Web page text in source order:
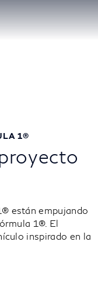
1®
están empujando
1®. El
inspirado en la